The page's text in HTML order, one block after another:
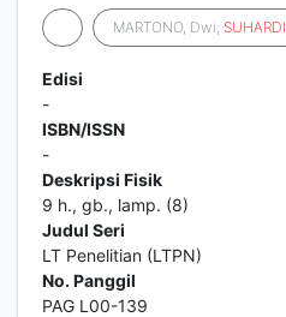
MARTONO, Dwi; SUHARDI
Edisi
-
ISBN/ISSN
-
Deskripsi Fisik
9 h., gb., lamp. (8)
Judul Seri
LT Penelitian (LTPN)
No. Panggil
PAG L00-139